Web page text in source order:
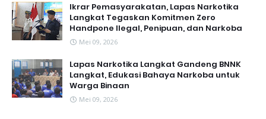
Ikrar Pemasyarakatan, Lapas Narkotika
Langkat Tegaskan Komitmen Zero
Handpone llegal, Penipuan, dan Narkoba
Mei 09, 2026
Lapas Narkotika Langkat Gandeng BNNK
Langkat, Edukasi Bahaya Narkoba untuk
Warga Binaan
Mei 09, 2026